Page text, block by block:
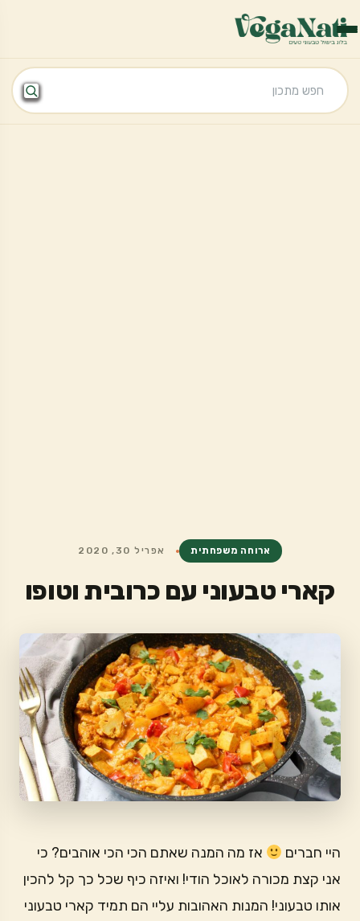
ארוחה משפחתית אפריל 30, 2020
קארי טבעוני עם כרובית וטופו
היי חברים
אז מה המנה שאתם הכי הכי אוהבים? כי
אני קצת מכורה לאוכל הודי! ואיזה כיף שכל כך קל להכין
אותו טבעוני! המנות האהובות עליי הם תמיד קארי טבעוני